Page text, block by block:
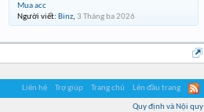
Mua acc
Người viết: Binz, 3 Tháng ba 2026
Liên hệ Trợ giúp Trang chủ Lên đầu trang
Quy định và Nội quy